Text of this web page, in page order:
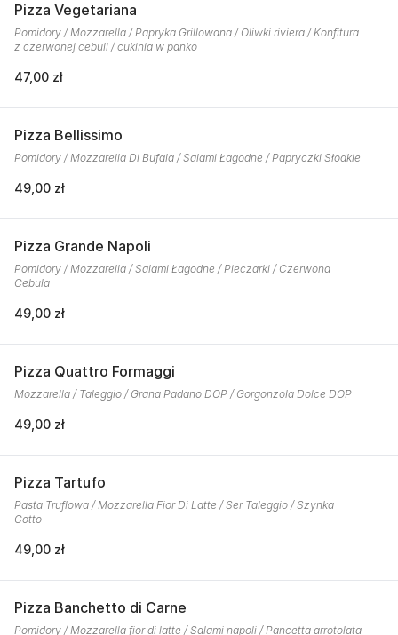
Pizza Vegetariana
Pomidory / Mozzarella / Papryka Grillowana / Oliwki riviera / Konfitura
z czerwonej cebuli / cukinia w panko
47,00 zł
Pizza Bellissimo
Pomidory / Mozzarella Di Bufala / Salami Łagodne / Papryczki Słodkie
49,00 zł
Pizza Grande Napoli
Pomidory / Mozzarella / Salami Łagodne / Pieczarki / Czerwona
Cebula
49,00 zł
Pizza Quattro Formaggi
Mozzarella / Taleggio / Grana Padano DOP / Gorgonzola Dolce DOP
49,00 zł
Pizza Tartufo
Pasta Truflowa / Mozzarella Fior Di Latte / Ser Taleggio / Szynka
Cotto
49,00 zł
Pizza Banchetto di Carne
Pomidory / Mozzarella fior di latte / Salami napoli / Pancetta arrotolata